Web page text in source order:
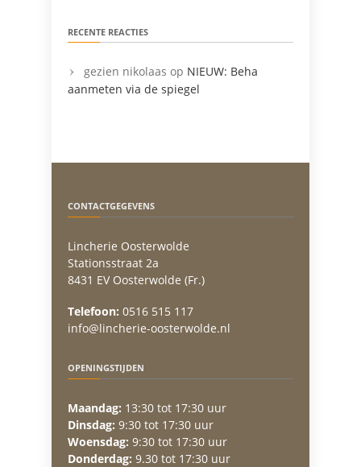
RECENTE REACTIES
gezien nikolaas op NIEUW: Beha
aanmeten via de spiegel
CONTACTGEGEVENS
Lincherie Oosterwolde
Stationsstraat 2a
8431 EV Oosterwolde (Fr.)
Telefoon: 0516 515 117
info@lincherie-oosterwolde.nl
OPENINGSTIJDEN
Maandag: 13:30 tot 17:30 uur
Dinsdag: 9:30 tot 17:30 uur
Woensdag: 9:30 tot 17:30 uur
Donderdag: 9.30 tot 17:30 uur